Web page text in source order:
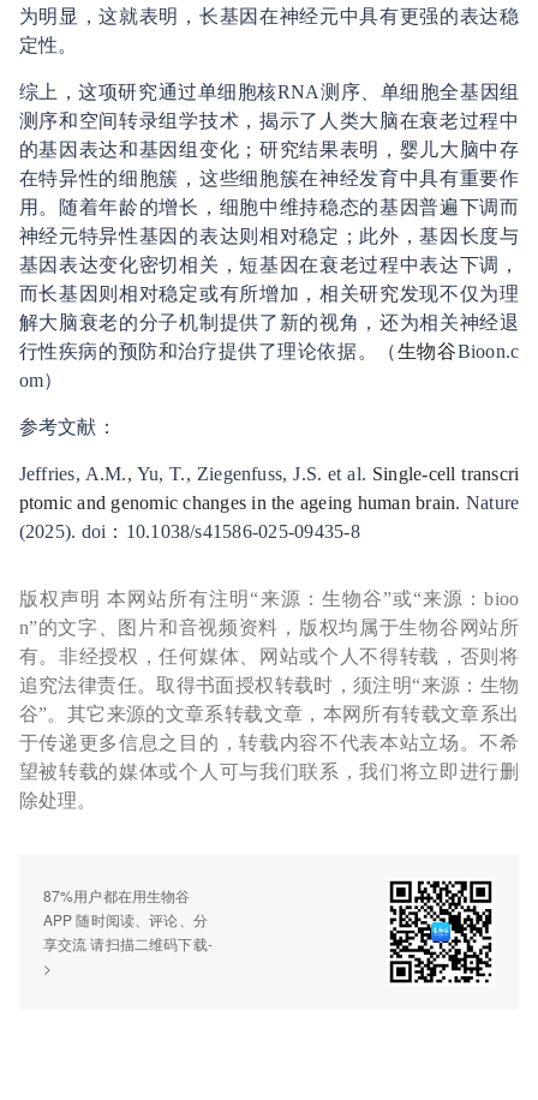
为明显，这就表明，长基因在神经元中具有更强的表达稳
定性。
综上，这项研究通过单细胞核RNA测序、单细胞全基因组
测序和空间转录组学技术，揭示了人类大脑在衰老过程中
的基因表达和基因组变化；研究结果表明，婴儿大脑中存
在特异性的细胞簇，这些细胞簇在神经发育中具有重要作
用。随着年龄的增长，细胞中维持稳态的基因普遍下调而
神经元特异性基因的表达则相对稳定；此外，基因长度与
基因表达变化密切相关，短基因在衰老过程中表达下调，
而长基因则相对稳定或有所增加，相关研究发现不仅为理
解大脑衰老的分子机制提供了新的视角，还为相关神经退
行性疾病的预防和治疗提供了理论依据。（生物谷Bioon.c
om）
参考文献：
Jeffries, A.M., Yu, T., Ziegenfuss, J.S. et al. Single-cell transcri
ptomic and genomic changes in the ageing human brain. Nature
(2025). doi：10.1038/s41586-025-09435-8
版权声明 本网站所有注明“来源：生物谷”或“来源：bioo
n”的文字、图片和音视频资料，版权均属于生物谷网站所
有。非经授权，任何媒体、网站或个人不得转载，否则将
追究法律责任。取得书面授权转载时，须注明“来源：生物
谷”。其它来源的文章系转载文章，本网所有转载文章系出
于传递更多信息之目的，转载内容不代表本站立场。不希
望被转载的媒体或个人可与我们联系，我们将立即进行删
除处理。
87%用户都在用生物谷
APP 随时阅读、评论、分
享交流 请扫描二维码下载-
>